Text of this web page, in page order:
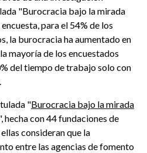
"Burocracia bajo la mirada
para el 54% de los
la burocracia ha aumentado en
mayoría de los encuestados
del tiempo de trabajo solo con
"Burocracia bajo la mirada
hecha con 44 fundaciones de
consideran que la
entre las agencias de fomento